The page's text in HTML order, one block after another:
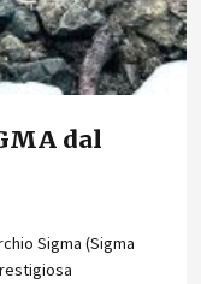
dal
Sigma (Sigma